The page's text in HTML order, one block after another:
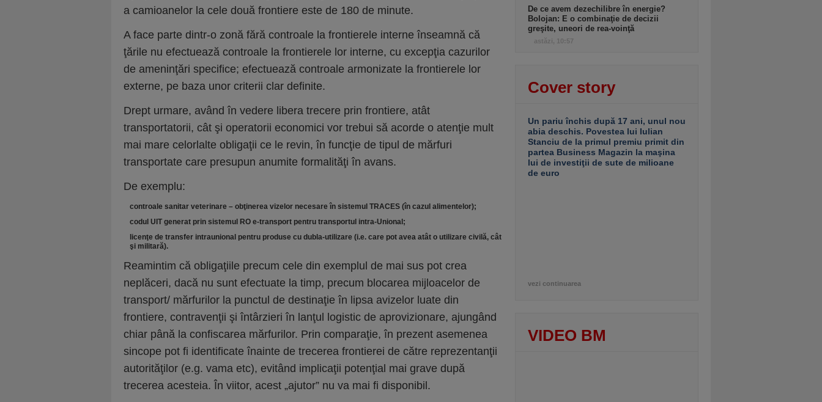
a camioanelor la cele două frontiere este de 180 de minute.
A face parte dintr-o zonă fără controale la frontierele interne înseamnă că
ţările nu efectuează controale la frontierele lor interne, cu excepţia cazurilor
de ameninţări specifice; efectuează controale armonizate la frontierele lor
externe, pe baza unor criterii clar definite.
Drept urmare, având în vedere libera trecere prin frontiere, atât
transportatorii, cât şi operatorii economici vor trebui să acorde o atenţie mult
mai mare celorlalte obligaţii ce le revin, în funcţie de tipul de mărfuri
transportate care presupun anumite formalităţi în avans.
De exemplu:
controale sanitar veterinare – obţinerea vizelor necesare în sistemul TRACES (în cazul alimentelor);
codul UIT generat prin sistemul RO e-transport pentru transportul intra-Unional;
licenţe de transfer intraunional pentru produse cu dubla-utilizare (i.e. care pot avea atât o utilizare civilă, cât
şi militară).
Reamintim că obligaţiile precum cele din exemplul de mai sus pot crea
neplăceri, dacă nu sunt efectuate la timp, precum blocarea mijloacelor de
transport/ mărfurilor la punctul de destinaţie în lipsa avizelor luate din
frontiere, contravenţii şi întârzieri în lanţul logistic de aprovizionare, ajungând
chiar până la confiscarea mărfurilor. Prin comparaţie, în prezent asemenea
sincope pot fi identificate înainte de trecerea frontierei de către reprezentanţii
autorităţilor (e.g. vama etc), evitând implicaţii potenţial mai grave după
trecerea acesteia. În viitor, acest „ajutor” nu va mai fi disponibil.
De ce avem dezechilibre în energie?
Bolojan: E o combinaţie de decizii
greşite, uneori de rea-voinţă
astăzi, 10:57
Cover story
Un pariu închis după 17 ani, unul nou
abia deschis. Povestea lui Iulian
Stanciu de la primul premiu primit din
partea Business Magazin la maşina
lui de investiţii de sute de milioane
de euro
vezi continuarea
VIDEO BM